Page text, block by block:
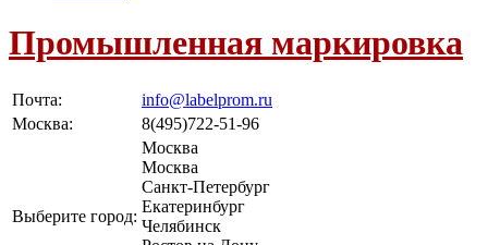
Промышленная маркировка
Почта:
info@labelprom.ru
Москва: 8(495)722-51-96
Выберите город:
Москва
Москва
Санкт-Петербург
Екатеринбург
Челябинск